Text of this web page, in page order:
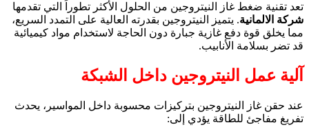
تعد تقنية ضغط غاز النيتروجين من الحلول الأكثر تطوراً التي تقدمها
شركة الالمانية. يتميز النيتروجين بقدرته العالية على التمدد السريع،
مما يخلق قوة دفع غازية جبارة دون الحاجة لاستخدام مواد كيميائية
قد تضر بسلامة الأنابيب.
آلية عمل النيتروجين داخل الشبكة
عند حقن غاز النيتروجين بتركيزات محسوبة داخل المواسير، يحدث
تفريغ مفاجئ للطاقة يؤدي إلى: